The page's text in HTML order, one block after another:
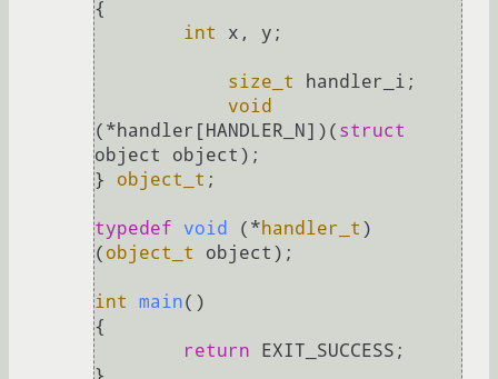
{
int
x, y;
size_t
handler_i;
void
(*handler[HANDLER_N])( struct
object object);
} object_t ;
typedef void (*handler_t )
( object_t object) ;
int main()
{
return EXIT_SUCCESS;